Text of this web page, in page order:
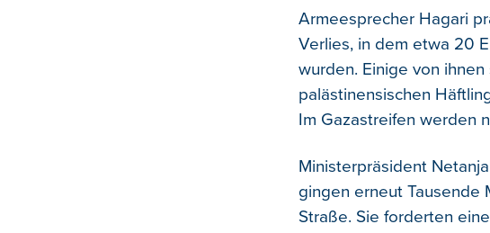
Armeesprecher Hagari
Verlies, in dem etwa 20
wurden. Einige von
palästinensischen
Im Gazastreifen werden
Ministerpräsident
gingen erneut Tausende
Straße. Sie forderten